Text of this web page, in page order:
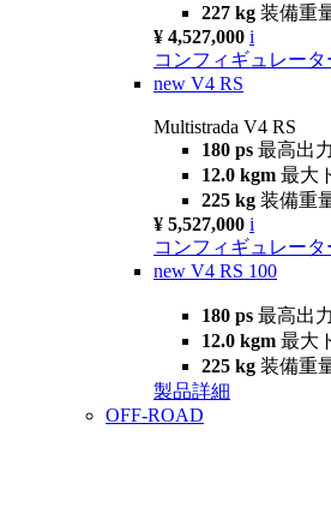
227 kg 装備重
¥ 4,527,000 i
コンフィギュレータ
new V4 RS
Multistrada V4 RS
180 ps 最高出力
12.0 kgm 最大
225 kg 装備重
¥ 5,527,000 i
コンフィギュレータ
new V4 RS 100
180 ps 最高出力
12.0 kgm 最大
225 kg 装備重
製品詳細
OFF-ROAD